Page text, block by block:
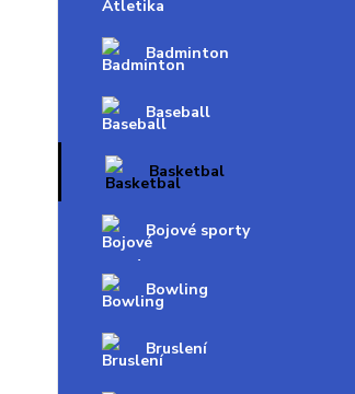
Badminton
Baseball
Basketbal
Bojové sporty
Bowling
Bruslení